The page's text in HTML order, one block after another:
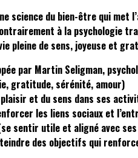
science du bien-être qui
à la psychologie
pleine de sens, joyeuse et
par Martin Seligman,
gratitude, sérénité, amour)
et du sens dans ses
les liens sociaux et
sentir utile et aligné avec
des objectifs qui